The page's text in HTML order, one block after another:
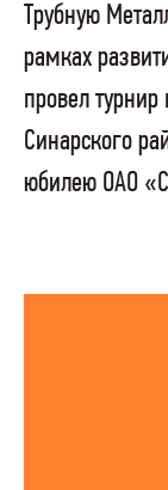
Трубную
рамках
провел
Синарского
юбилею ОАО